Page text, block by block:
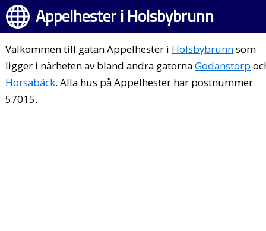
Appelhester i Holsbybrunn
Välkommen till gatan Appelhester i Holsbybrunnsom
ligger i närheten av bland andra gatornaGodanstorp
Horsabäck. Alla hus på Appelhester har postnummer
57015.